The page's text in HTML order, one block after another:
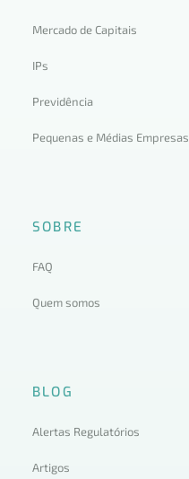
Mercado de Capitais
IPs
Previdência
Pequenas e Médias Empresas
SOBRE
FAQ
Quem somos
BLOG
Alertas Regulatórios
Artigos